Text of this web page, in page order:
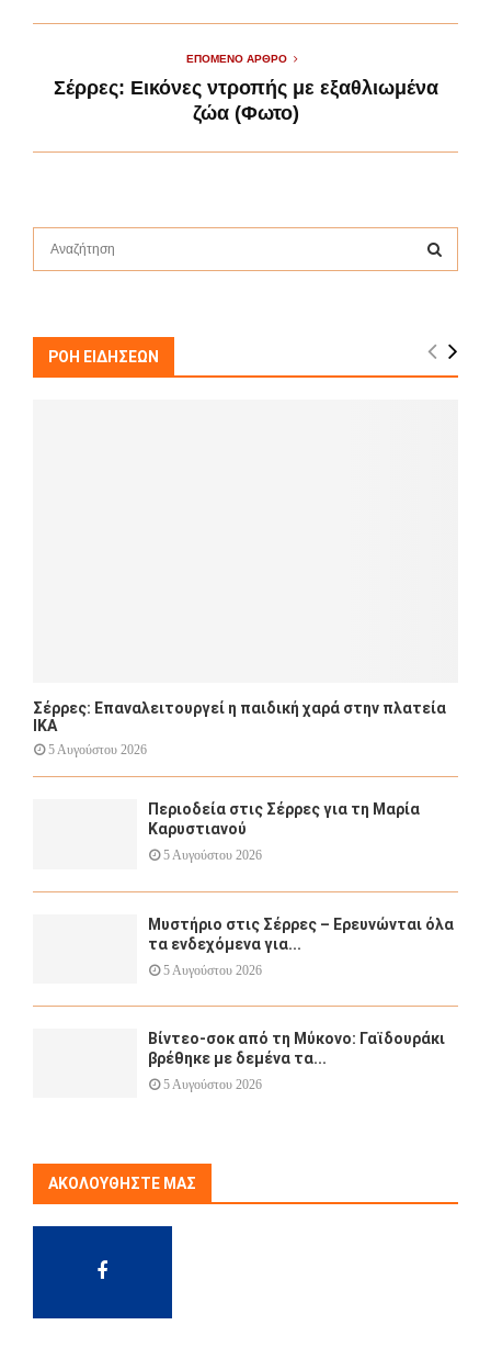
ΕΠΌΜΕΝΟ ΆΡΘΡΟ
Σέρρες: Εικόνες ντροπής με εξαθλιωμένα
ζώα (Φωτο)
f
A
ΡΟΗ ΕΙΔΗΣΕΩΝ
Σέρρες: Επαναλειτουργεί η παιδική χαρά στην πλατεία
ΙΚΑ
5 Αυγούστου 2026
Περιοδεία στις Σέρρες για τη Μαρία
Καρυστιανού
5 Αυγούστου 2026
Μυστήριο στις Σέρρες – Ερευνώνται όλα
τα ενδεχόμενα για...
5 Αυγούστου 2026
Βίντεο-σοκ από τη Μύκονο: Γαϊδουράκι
βρέθηκε με δεμένα τα...
5 Αυγούστου 2026
ΑΚΟΛΟΥΘΉΣΤΕ ΜΑΣ